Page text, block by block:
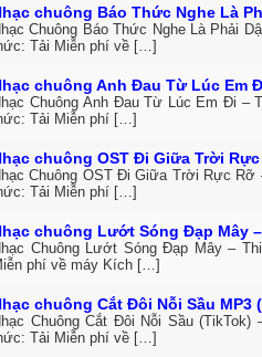
chuông Báo Thức Nghe Là
Chuông Báo Thức Nghe Là Phải
Tải Miễn phí về […]
chuông Anh Đau Từ Lúc Em
Chuông Anh Đau Từ Lúc Em Đi –
Tải Miễn phí […]
chuông OST Đi Giữa Trời
Chuông OST Đi Giữa Trời Rực Rỡ
Tải Miễn phí […]
chuông Lướt Sóng Đạp Mây
Chuông Lướt Sóng Đạp Mây –
phí về máy Kích […]
chuông Cắt Đôi Nỗi Sầu MP3
Chuông Cắt Đôi Nỗi Sầu
Tải Miễn phí về […]